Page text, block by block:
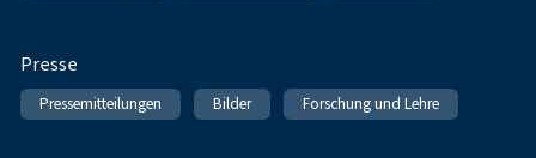
Presse
Pressemitteilungen Bilder Forschung und Lehre